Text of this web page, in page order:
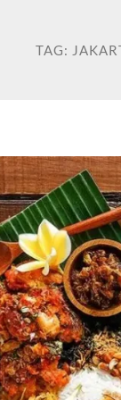
TAG: